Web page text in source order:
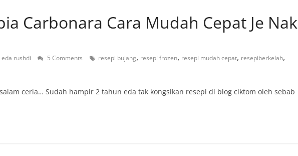
Carbonara Cara Mudah Cepat Je Nak
eda rushdi 5 Comments resepi bujang, resepi frozen, resepi mudah cepat, resepiberkelah,
ceria… Sudah hampir 2 tahun eda tak kongsikan resepi di blog ciktom oleh sebab